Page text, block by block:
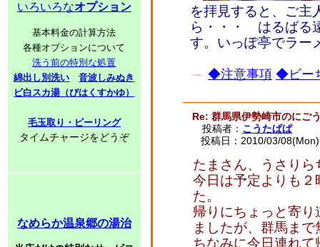
いろいろなオプション
基本料金の計算方法
各種オプションについて
洗う前の特別な処置
綿出し別洗い
音波しみぬき
ビ白スカ湯（びはくすかゆ）
毛玉取り・ピーリング
タイムチャージをどうぞ
なめらか温泉郷の湯治
を拝見すると、ご主
ら・・・ はるばる
す。いっぽ亭でラー
◆注意事項 ◆ビー
Re: 群馬県伊勢崎市のにご
投稿者： こうたぱぱ
投稿日：2010/03/
たまさん、うさり
今日は予定よりも
た。
帰りにちょっと寄
ましたが、群馬ま
ちなみに今日連れ